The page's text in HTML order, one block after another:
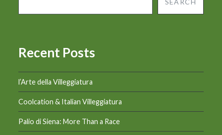
Recent Posts
l’Arte della Villeggiatura
Coolcation & Italian Villeggiatura
Palio di Siena: More Than a Race